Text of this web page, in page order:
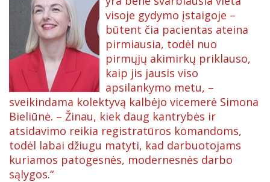
visoje gydymo įstaigoje –
būtent čia pacientas ateina
pirmiausia, todėl nuo
pirmųjų akimirkų priklauso,
kaip jis jausis viso
apsilankymo metu, –
sveikindama kolektyvą kalbėjo vicemerė Simona
Bieliūnė. – Žinau, kiek daug kantrybės ir
atsidavimo reikia registratūros komandoms,
todėl labai džiugu matyti, kad darbuotojams
kuriamos patogesnės, modernesnės darbo
sąlygos.“